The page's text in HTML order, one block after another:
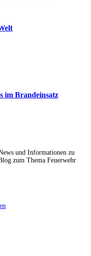
im Brandeinsatz
und Informationen zu
zum Thema Feuerwehr